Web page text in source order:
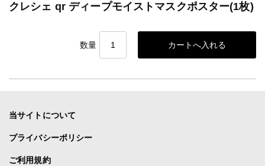
クレシェ qr ディープモイストマスクポスター(1枚)
数量
当サイトについて
プライバシーポリシー
ご利用規約